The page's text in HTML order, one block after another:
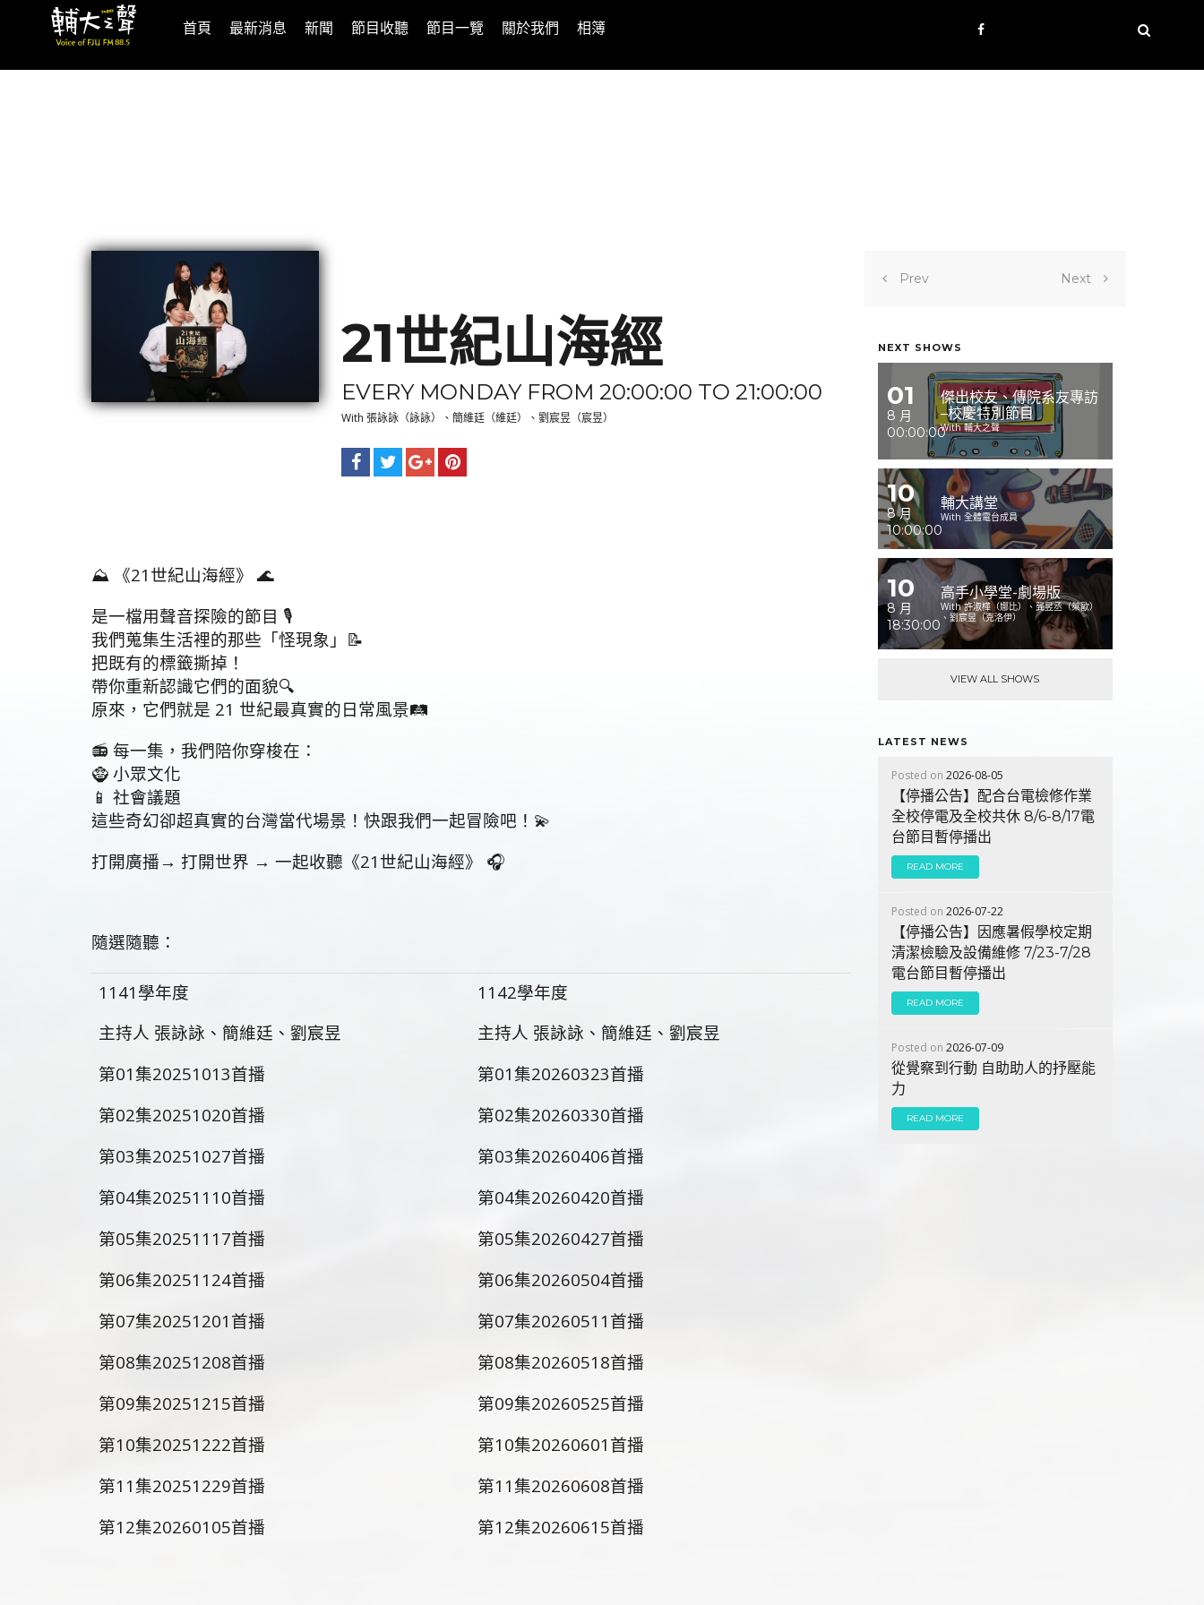
首頁 最新消息 新聞 節目收聽 節目一覽 關於我們 相簿
21世紀山海經
EVERY MONDAY FROM 20:00:00 TO 21:00:00
With 張詠詠（詠詠）、簡維廷（維廷）、劉宸昱（宸昱）
⛰️ 《21世紀山海經》 🌊
是一檔用聲音探險的節目 🎙️
我們蒐集生活裡的那些「怪現象」📝
把既有的標籤撕掉！
帶你重新認識它們的面貌🔍
原來，它們就是 21 世紀最真實的日常風景🛤️
📻 每一集，我們陪你穿梭在：
🧌 小眾文化
📱 社會議題
這些奇幻卻超真實的台灣當代場景！快跟我們一起冒險吧！💫
打開廣播→ 打開世界 → 一起收聽《21世紀山海經》 🎧
隨選隨聽：
1141學年度
主持人 張詠詠、簡維廷、劉宸昱
第01集20251013首播
第02集20251020首播
第03集20251027首播
第04集20251110首播
第05集20251117首播
第06集20251124首播
第07集20251201首播
第08集20251208首播
第09集20251215首播
第10集20251222首播
第11集20251229首播
第12集20260105首播
1142學年度
主持人 張詠詠、簡維廷、劉宸昱
第01集20260323首播
第02集20260330首播
第03集20260406首播
第04集20260420首播
第05集20260427首播
第06集20260504首播
第07集20260511首播
第08集20260518首播
第09集20260525首播
第10集20260601首播
第11集20260608首播
第12集20260615首播
Prev Next
NEXT SHOWS
01
8 月
00:00:00
傑出校友、傳院系友專訪
–校慶特別節目
With 輔大之聲
10
8 月
10:00:00
輔大講堂
With 全體電台成員
10
8 月
18:30:00
高手小學堂-劇場版
With 許淑樺（娜比）、龔昱丞（萊歐）
、劉宸昱（克洛伊）
VIEW ALL SHOWS
LATEST NEWS
Posted on 2026-08-05
【停播公告】配合台電檢修作業
全校停電及全校共休 8/6-8/17電
台節目暫停播出
READ MORE
Posted on 2026-07-22
【停播公告】因應暑假學校定期
清潔檢驗及設備維修 7/23-7/28
電台節目暫停播出
READ MORE
Posted on 2026-07-09
從覺察到行動 自助助人的抒壓能
力
READ MORE